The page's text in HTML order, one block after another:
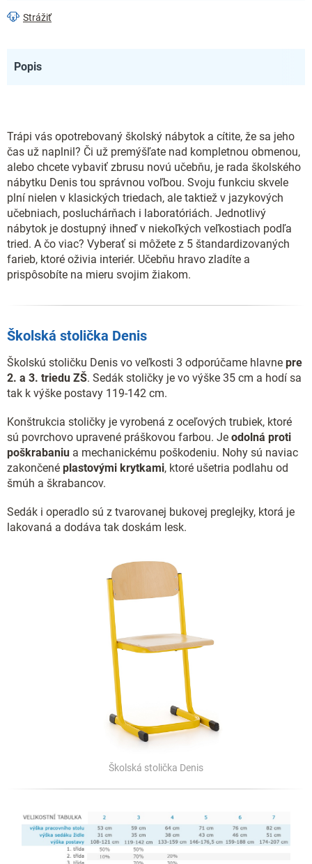
Strážiť
Popis
Trápi vás opotrebovaný školský nábytok a cítite, že sa jeho
čas už naplnil? Či už premýšľate nad kompletnou obmenou,
alebo chcete vybaviť zbrusu novú učebňu, je rada školského
nábytku Denis tou správnou voľbou. Svoju funkciu skvele
plní nielen v klasických triedach, ale taktiež v jazykových
učebniach, posluchárňach i laboratóriách. Jednotlivý
nábytok je dostupný ihneď v niekoľkých veľkostiach podľa
tried. A čo viac? Vyberať si môžete z 5 štandardizovaných
farieb, ktoré oživia interiér. Učebňu hravo zladíte a
prispôsobíte na mieru svojim žiakom.
Školská stolička Denis
Školskú stoličku Denis vo veľkosti 3 odporúčame hlavne pre
2. a 3. triedu ZŠ. Sedák stoličky je vo výške 35 cm a hodí sa
tak k výške postavy 119-142 cm.
Konštrukcia stoličky je vyrobená z oceľových trubiek, ktoré
sú povrchovo upravené práškovou farbou. Je odolná proti
poškrabaniu a mechanickému poškodeniu. Nohy sú naviac
zakončené plastovými krytkami, ktoré ušetria podlahu od
šmúh a škrabancov.
Sedák i operadlo sú z tvarovanej bukovej preglejky, ktorá je
lakovaná a dodáva tak doskám lesk.
Školská stolička Denis